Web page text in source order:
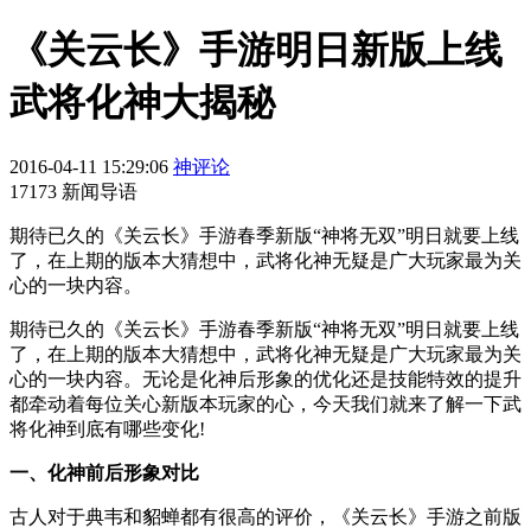
《关云长》手游明日新版上线
武将化神大揭秘
2016-04-11 15:29:06 神评论
17173 新闻导语
期待已久的《关云长》手游春季新版“神将无双”明日就要上线
了，在上期的版本大猜想中，武将化神无疑是广大玩家最为关
心的一块内容。
期待已久的《关云长》手游春季新版“神将无双”明日就要上线
了，在上期的版本大猜想中，武将化神无疑是广大玩家最为关
心的一块内容。无论是化神后形象的优化还是技能特效的提升
都牵动着每位关心新版本玩家的心，今天我们就来了解一下武
将化神到底有哪些变化!
一、化神前后形象对比
古人对于典韦和貂蝉都有很高的评价，《关云长》手游之前版